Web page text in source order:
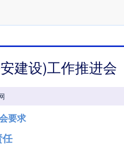
建设)工作推进会
网
要求